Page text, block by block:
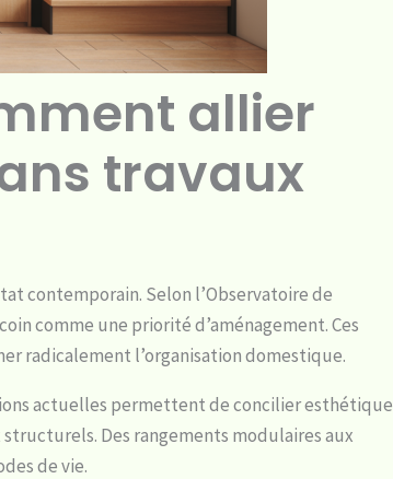
allier
travaux
contemporain. Selon l’Observatoire de
comme une priorité d’aménagement. Ces
radicalement l’organisation domestique.
actuelles permettent de concilier esthétique
Des rangements modulaires aux
de vie.